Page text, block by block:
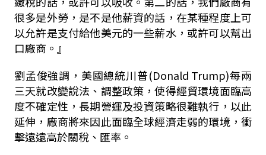
很多是外勞，是不是他薪資的話，在某種程度上可
以允許是支付給他美元的一些薪水，或許可以幫出
口廠商。』
劉孟俊強調，美國總統川普(Donald Trump)每兩
三天就改變說法、調整政策，使得經貿環境面臨高
度不確定性，長期營運及投資策略很難執行，以此
延伸，廠商將來因此面臨全球經濟走弱的環境，衝
擊遠遠高於關稅、匯率。